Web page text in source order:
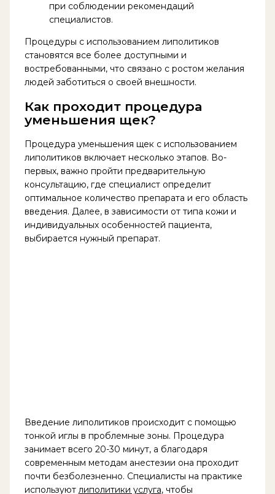
при соблюдении рекомендаций
специалистов.
Процедуры с использованием липолитиков
становятся все более доступными и
востребованными, что связано с ростом желания
людей заботиться о своей внешности.
Как проходит процедура
уменьшения щек?
Процедура уменьшения щек с использованием
липолитиков включает несколько этапов. Во-
первых, важно пройти предварительную
консультацию, где специалист определит
оптимальное количество препарата и его область
введения. Далее, в зависимости от типа кожи и
индивидуальных особенностей пациента,
выбирается нужный препарат.
Введение липолитиков происходит с помощью
тонкой иглы в проблемные зоны. Процедура
занимает всего 20-30 минут, а благодаря
современным методам анестезии она проходит
почти безболезненно. Специалисты на практике
используют липолитики услуга, чтобы